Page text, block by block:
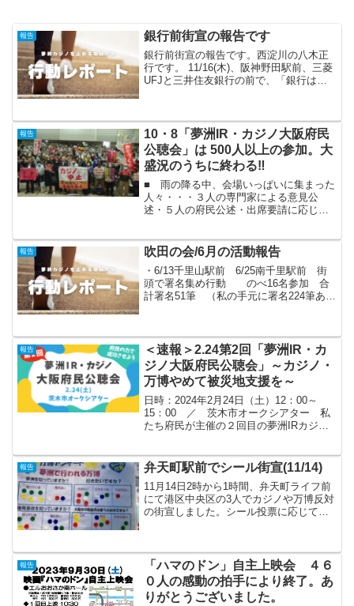
報告 銀行前街宣の報告です
銀行前街宣の報告です。西淀川の八木正
行です。 11/16(木)、阪神野田駅前、三菱
UFJと三井住友銀行の前で、「銀行はカ
で4人。替歌を拡声器で流したり、マイク
🎤アピー...
報告
10・8「夢洲IR・カジノ大阪府民
公聴会」は 500人以上の参加。大
盛況のうちに終わる‼
■ 雨の降る中、会場いっぱいに集まった
人々・・・３人の専門家による意見公
述・５人の府民公述・出席要請に応じな
明・楽しい変え歌・参加者による活発な
意見交流・・・熱気に包ま...
報告 吹田の会/6月の活動報告
・6/13千里山駅前 6/25南千里駅前 街
頭で署名集め行動 のべ16名参加 合
計署名51筆 （私の手元に署名224筆あり
が参加・6/11~ 市議会傍聴 益...
報告
＜速報＞2.24第2回「夢洲IR・カ
ジノ大阪府民公聴会」～カジノ・
万博やめて被災地支援を～
日時：2024年2月24日（土）12：00～
15：00 ／ 茨木市オークシアター 私
たち府民が主催の２回目の夢洲IRカジノ
した。◆まずフリージャーナリスト西谷
文和さ...
報告 弁天町駅前でシール街宣(11/14)
11月14日2時から1時間、弁天町ライフ前
にて港区中央区の3人でカジノや万博反対
の街宣しました。シール投票に応じてく
らない方がほとんどで夢洲がごみの島で
ある事、「これか...
報告
「ハマのドン」自主上映会 ４６
０人の感動の拍手により終了。あ
りがとうございました。